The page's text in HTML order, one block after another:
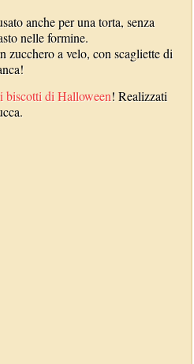
anche per una torta, senza
nelle formine.
zucchero a velo, con scagliette di
biscotti di Halloween! Realizzati